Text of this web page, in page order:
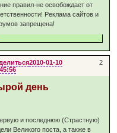
правил-не освобождает от
Реклама сайтов и
запрещена!
2
2010-01-10
день
и последнюю (Страстную)
Великого поста, а также в